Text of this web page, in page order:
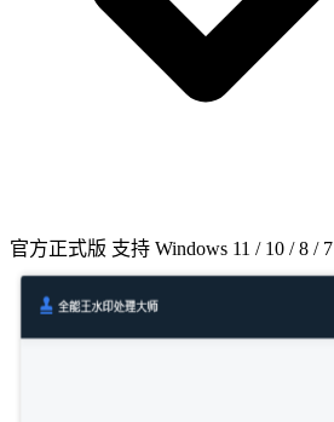
官方正式版 支持 Windows 11 / 10 / 8 / 7